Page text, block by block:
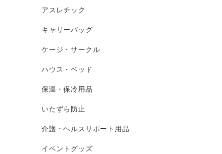
アスレチック
キャリーバッグ
ケージ・サークル
ハウス・ベッド
保温・保冷用品
いたずら防止
介護・ヘルスサポート用品
イベントグッズ